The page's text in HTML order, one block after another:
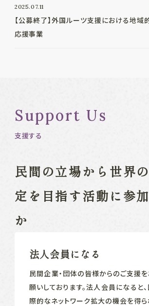
2025.07.11
【公募終了】外国ルーツ支援における地域
応援事業
Support Us
支援する
民間の立場から 世界
定を目指す活動に参
か
法人会員になる
民間企業‧団体の皆様からのご支援を
願いしております。法人会員になると、
際的なネットワーク拡大の機会を得